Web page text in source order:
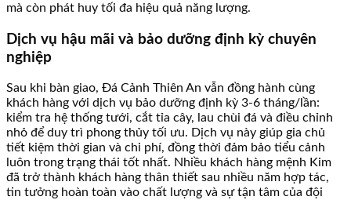
mà còn phát huy tối đa hiệu quả năng lượng.
Dịch vụ hậu mãi và bảo dưỡng định kỳ chuyên
nghiệp
Sau khi bàn giao, Đá Cảnh Thiên An vẫn đồng hành cùng
khách hàng với dịch vụ bảo dưỡng định kỳ 3-6 tháng/lần:
kiểm tra hệ thống tưới, cắt tỉa cây, lau chùi đá và điều chỉnh
nhỏ để duy trì phong thủy tối ưu. Dịch vụ này giúp gia chủ
tiết kiệm thời gian và chi phí, đồng thời đảm bảo tiểu cảnh
luôn trong trạng thái tốt nhất. Nhiều khách hàng mệnh Kim
đã trở thành khách hàng thân thiết sau nhiều năm hợp tác,
tin tưởng hoàn toàn vào chất lượng và sự tận tâm của đội